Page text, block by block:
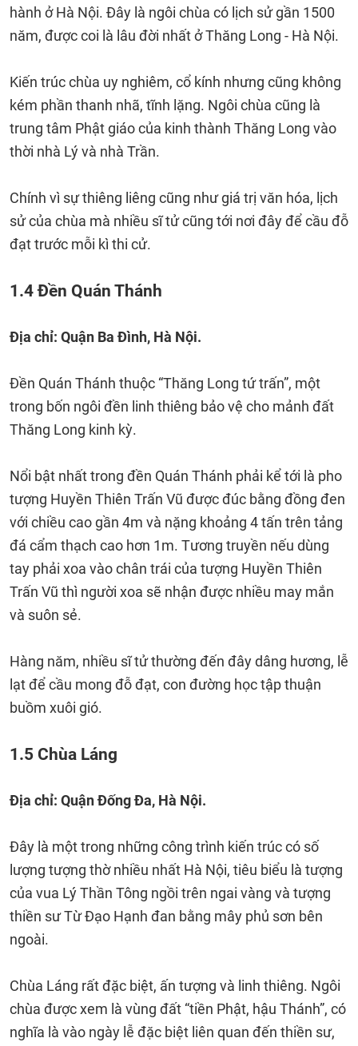
hành ở Hà Nội. Đây là ngôi chùa có lịch sử gần 1500
năm, được coi là lâu đời nhất ở Thăng Long - Hà Nội.
Kiến trúc chùa uy nghiêm, cổ kính nhưng cũng không
kém phần thanh nhã, tĩnh lặng. Ngôi chùa cũng là
trung tâm Phật giáo của kinh thành Thăng Long vào
thời nhà Lý và nhà Trần.
Chính vì sự thiêng liêng cũng như giá trị văn hóa, lịch
sử của chùa mà nhiều sĩ tử cũng tới nơi đây để cầu đỗ
đạt trước mỗi kì thi cử.
1.4 Đền Quán Thánh
Địa chỉ: Quận Ba Đình, Hà Nội.
Đền Quán Thánh thuộc “Thăng Long tứ trấn”, một
trong bốn ngôi đền linh thiêng bảo vệ cho mảnh đất
Thăng Long kinh kỳ.
Nổi bật nhất trong đền Quán Thánh phải kể tới là pho
tượng Huyền Thiên Trấn Vũ được đúc bằng đồng đen
với chiều cao gần 4m và nặng khoảng 4 tấn trên tảng
đá cẩm thạch cao hơn 1m. Tương truyền nếu dùng
tay phải xoa vào chân trái của tượng Huyền Thiên
Trấn Vũ thì người xoa sẽ nhận được nhiều may mắn
và suôn sẻ.
Hàng năm, nhiều sĩ tử thường đến đây dâng hương, lễ
lạt để cầu mong đỗ đạt, con đường học tập thuận
buồm xuôi gió.
1.5 Chùa Láng
Địa chỉ: Quận Đống Đa, Hà Nội.
Đây là một trong những công trình kiến trúc có số
lượng tượng thờ nhiều nhất Hà Nội, tiêu biểu là tượng
của vua Lý Thần Tông ngồi trên ngai vàng và tượng
thiền sư Từ Đạo Hạnh đan bằng mây phủ sơn bên
ngoài.
Chùa Láng rất đặc biệt, ấn tượng và linh thiêng. Ngôi
chùa được xem là vùng đất “tiền Phật, hậu Thánh”, có
nghĩa là vào ngày lễ đặc biệt liên quan đến thiền sư,